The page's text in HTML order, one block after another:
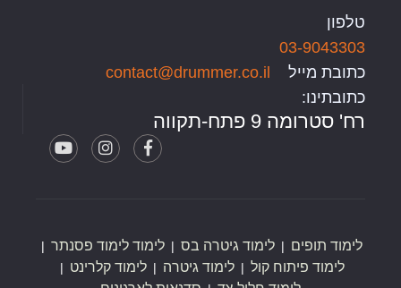
טלפון
03-9043303
כתובת מייל
contact@drummer.co.il
כתובתינו:
רח' סטרומה 9 פתח-תקווה
לימוד תופים לימוד גיטרה בס
לימוד לימוד פסנתר
לימוד פיתוח קול
לימוד גיטרה
לימוד קלרינט